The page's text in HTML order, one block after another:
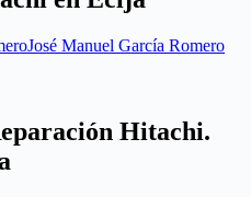
José Manuel García Romero
Hitachi.